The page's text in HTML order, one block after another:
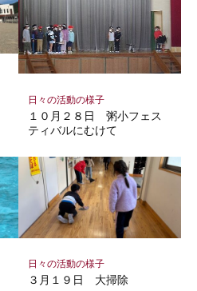
日々の活動の様子
１０月２８日 粥小フェス
ティバルにむけて
日々の活動の様子
３月１９日 大掃除